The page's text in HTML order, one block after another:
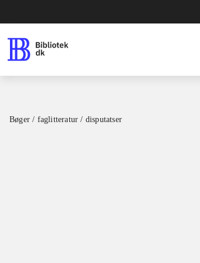
Bøger / faglitteratur / disputatser